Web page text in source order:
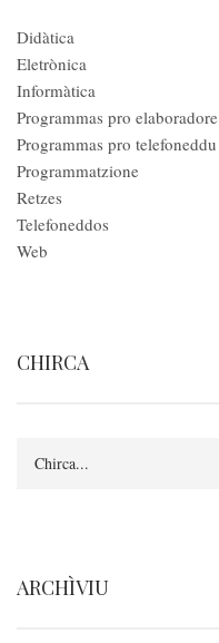
Didàtica
Eletrònica
Informàtica
Programmas pro elaboradore
Programmas pro telefoneddu
Programmatzione
Retzes
Telefoneddos
Web
CHIRCA
ARCHÌVIU